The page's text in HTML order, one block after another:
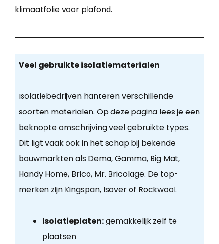
klimaatfolie voor plafond.
Veel gebruikte isolatiematerialen
Isolatiebedrijven hanteren verschillende
soorten materialen. Op deze pagina lees je een
beknopte omschrijving veel gebruikte types.
Dit ligt vaak ook in het schap bij bekende
bouwmarkten als Dema, Gamma, Big Mat,
Handy Home, Brico, Mr. Bricolage. De top-
merken zijn Kingspan, Isover of Rockwool.
Isolatieplaten:gemakkelijk zelf te
plaatsen